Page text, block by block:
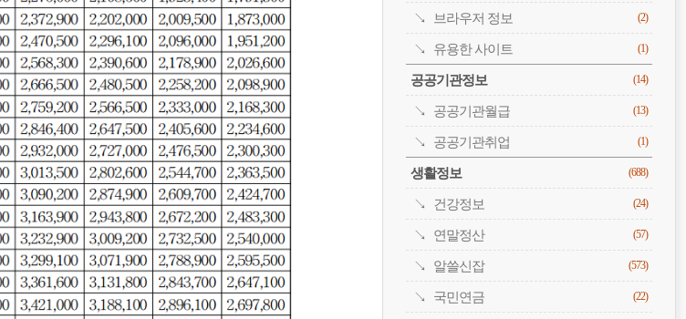
브라우저 정보 (2)
유용한 사이트 (1)
공공기관정보 (14)
공공기관월급 (13)
공공기관취업 (1)
생활정보 (688)
건강정보 (24)
연말정산 (57)
알쓸신잡 (573)
국민연금 (22)